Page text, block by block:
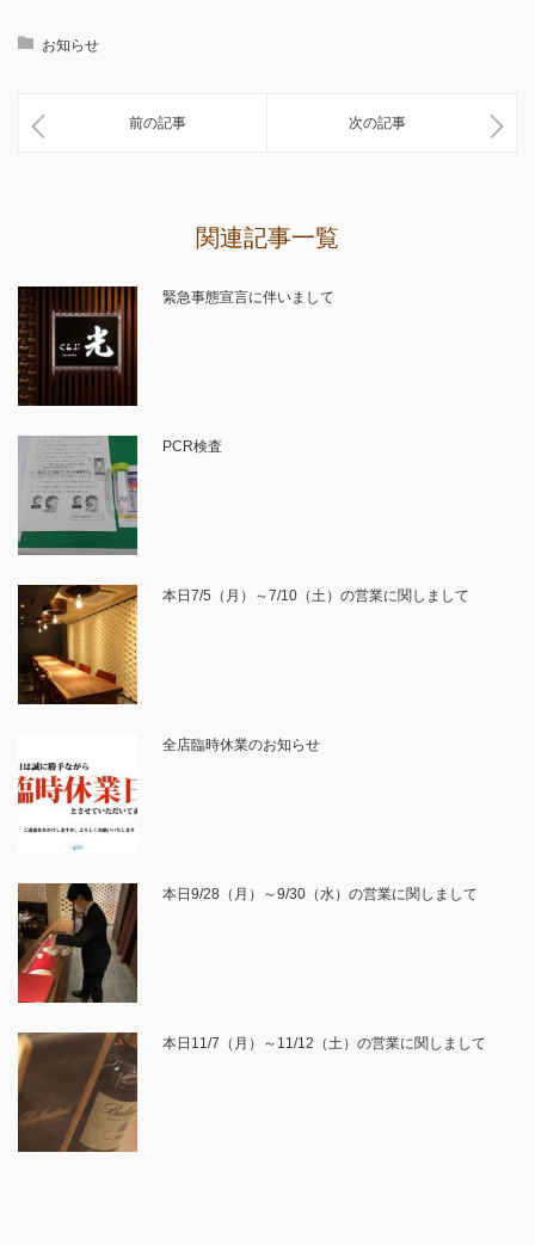
お知らせ
前の記事 次の記事
関連記事一覧
緊急事態宣言に伴いまして
PCR検査
本日7/5（月）～7/10（土）の営業に関しまして
全店臨時休業のお知らせ
本日9/28（月）～9/30（水）の営業に関しまして
本日11/7（月）～11/12（土）の営業に関しまして